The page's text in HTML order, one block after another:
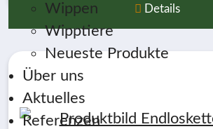
Wippen
Wipptiere
Neueste Produkte
Über uns
Aktuelles
Referenzen
Details